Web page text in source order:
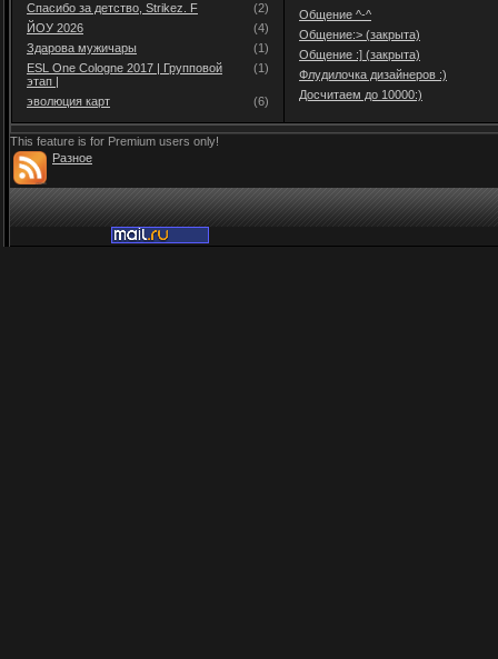
Спасибо за детство, Strikez. F
(2)
ЙОУ 2026
(4)
Здарова мужичары
(1)
ESL One Cologne 2017 | Групповой
этап |
(1)
эволюция карт (6)
Общение ^-^
Общение:> (закрыта)
Общение :] (закрыта)
Флудилочка дизайнеров :)
Досчитаем до 10000:)
This feature is for Premium users only!
Разное